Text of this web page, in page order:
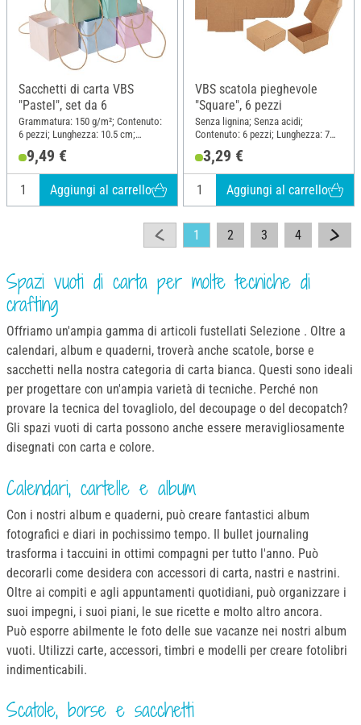
Sacchetti di carta VBS
"Pastel", set da 6
Grammatura: 150 g/m²; Contenuto:
6 pezzi; Lunghezza: 10.5 cm;
Larghezza: 10.5 cm; Altezza: 10.5
cm; Materiale: Carta
9,49 €
Aggiungi al carrello
VBS scatola pieghevole
"Square", 6 pezzi
Senza lignina; Senza acidi;
Contenuto: 6 pezzi; Lunghezza: 7
cm; Larghezza: 7 cm; Altezza: 3
cm; Materiale: Carta
3,29 €
Aggiungi al carrello
1 2 3 4
Spazi vuoti di carta per molte tecniche di
crafting
Offriamo un'ampia gamma di articoli fustellati Selezione . Oltre a
calendari, album e quaderni, troverà anche scatole, borse e
sacchetti nella nostra categoria di carta bianca. Questi sono ideali
per progettare con un'ampia varietà di tecniche. Perché non
provare la tecnica del tovagliolo, del decoupage o del decopatch?
Gli spazi vuoti di carta possono anche essere meravigliosamente
disegnati con carta e colore.
Calendari, cartelle e album
Con i nostri album e quaderni, può creare fantastici album
fotografici e diari in pochissimo tempo. Il bullet journaling
trasforma i taccuini in ottimi compagni per tutto l'anno. Può
decorarli come desidera con accessori di carta, nastri e nastrini.
Oltre ai compiti e agli appuntamenti quotidiani, può organizzare i
suoi impegni, i suoi piani, le sue ricette e molto altro ancora.
Può esporre abilmente le foto delle sue vacanze nei nostri album
vuoti. Utilizzi carte, accessori, timbri e modelli per creare fotolibri
indimenticabili.
Scatole, borse e sacchetti